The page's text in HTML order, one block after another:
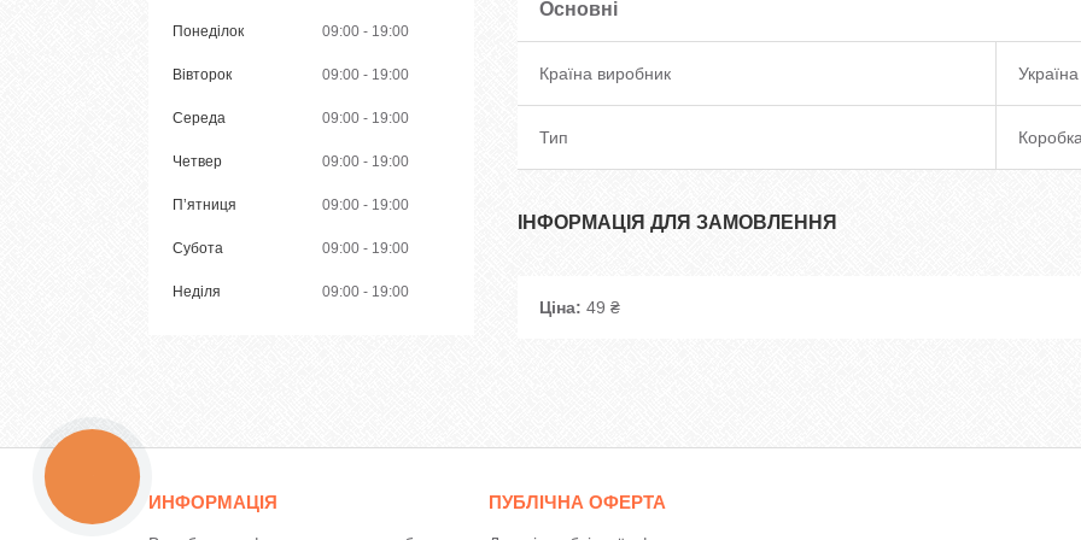
Основні
Країна виробник Україна
Тип
ІНФОРМАЦІЯ ДЛЯ ЗАМОВЛЕННЯ
Ціна: 49 ₴
Понеділок 09:00 19:00
Вівторок 09:00 19:00
Середа 09:00 19:00
Четвер 09:00 19:00
Пʼятниця 09:00 19:00
Субота 09:00 19:00
Неділя 09:00 19:00
ИНФОРМАЦІЯ ПУБЛІЧНА ОФЕРТА